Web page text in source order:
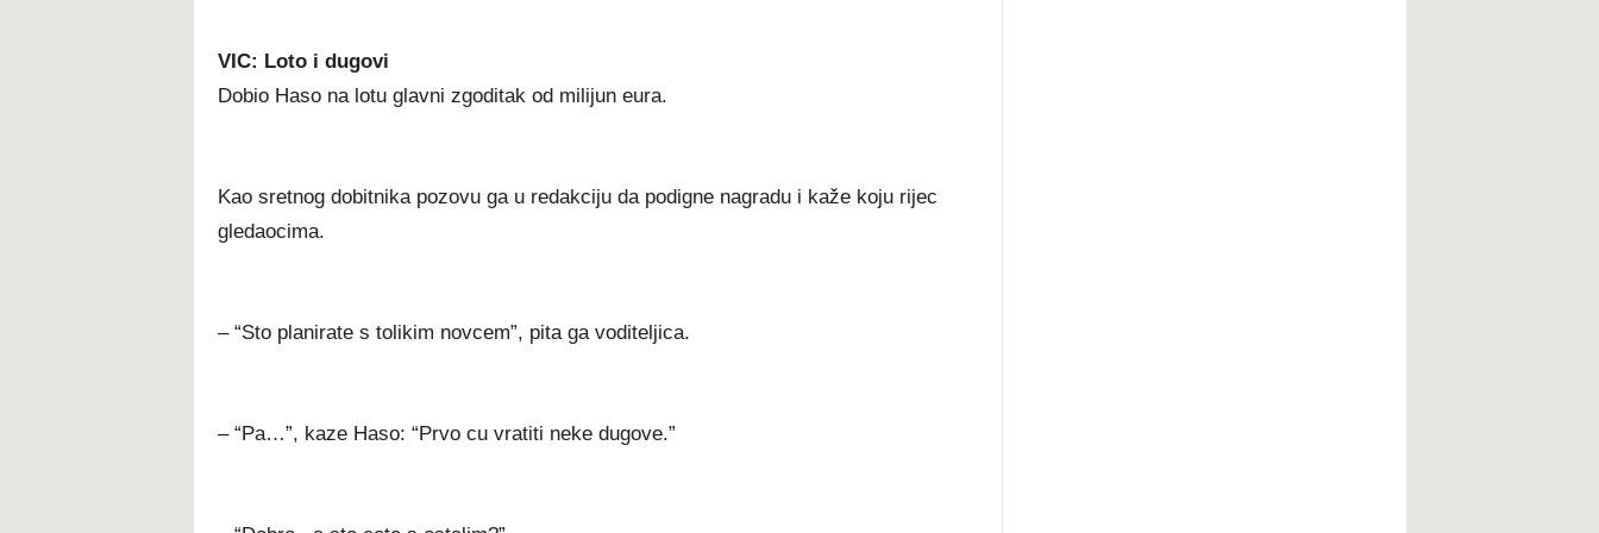
VIC: Loto i dugovi
Dobio Haso na lotu glavni zgoditak od milijun eura.
Kao sretnog dobitnika pozovu ga u redakciju da podigne nagradu i kaže koju rijec
gledaocima.
– “Sto planirate s tolikim novcem”, pita ga voditeljica.
– “Pa…”, kaze Haso: “Prvo cu vratiti neke dugove.”